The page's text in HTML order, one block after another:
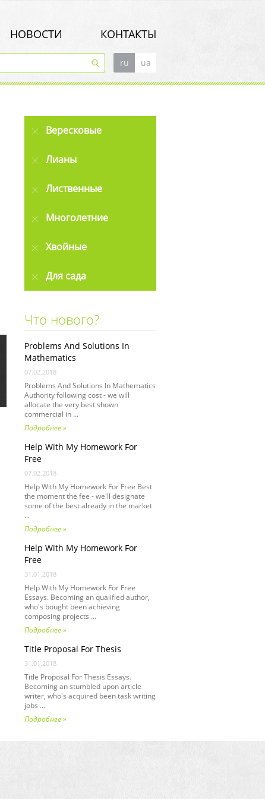
НОВОСТИ КОНТАКТЫ
ru ua
Вересковые
Лианы
Лиственные
Многолетние
Хвойные
Для сада
Что нового?
Problems And Solutions In
Mathematics
07.02.2018
Problems And Solutions In Mathematics
Authority following cost - we will
allocate the very best shown
commercial in ...
Подробнее »
Help With My Homework For
Free
07.02.2018
Help With My Homework For Free Best
the moment the fee - we'll designate
some of the best already in the market
...
Подробнее »
Help With My Homework For
Free
31.01.2018
Help With My Homework For Free
Essays. Becoming an qualified author,
who's bought been achieving
composing projects ...
Подробнее »
Title Proposal For Thesis
31.01.2018
Title Proposal For Thesis Essays.
Becoming an stumbled upon article
writer, who's acquired been task writing
jobs ...
Подробнее »